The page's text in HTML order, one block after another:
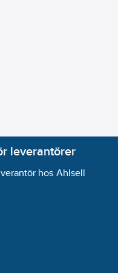
leverantörer
hos Ahlsell